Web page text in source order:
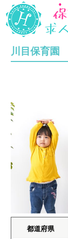
川目保育園
都道府県